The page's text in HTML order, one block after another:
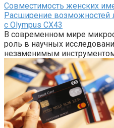
Совместимость женских
Расширение возможностей
с Olympus CX43
В современном мире
роль в научных
незаменимым